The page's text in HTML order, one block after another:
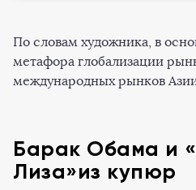
По словам художника, в
метафора глобализации
международных рынков
Барак Обама и
Лиза»из купюр